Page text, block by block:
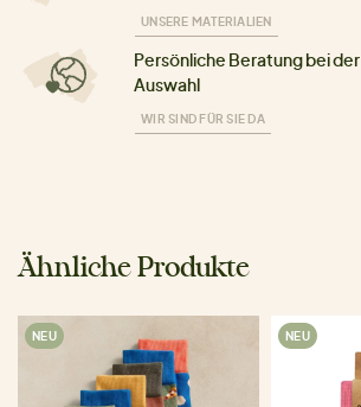
UNSERE MATERIALIEN
Persönliche Beratung bei der
Auswahl
WIR SIND FÜR SIE DA
Ähnliche Produkte
NEU NEU